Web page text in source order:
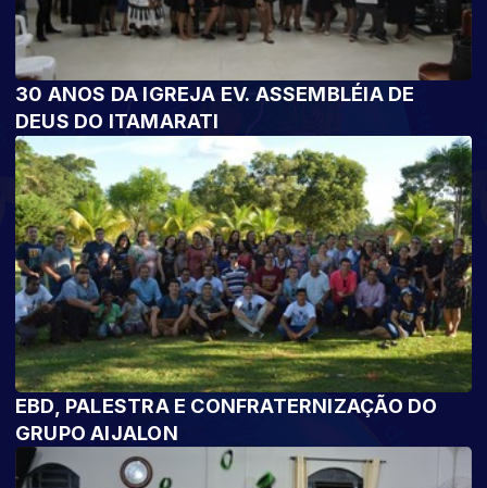
30 ANOS DA IGREJA EV. ASSEMBLÉIA DE
DEUS DO ITAMARATI
EBD, PALESTRA E CONFRATERNIZAÇÃO DO
GRUPO AIJALON